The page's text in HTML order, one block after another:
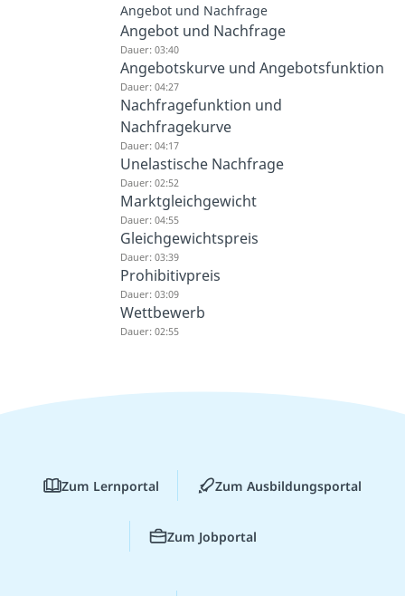
Angebot und Nachfrage
Angebot und Nachfrage
Dauer: 03:40
Angebotskurve und Angebotsfunktion
Dauer: 04:27
Nachfragefunktion und
Nachfragekurve
Dauer: 04:17
Unelastische Nachfrage
Dauer: 02:52
Marktgleichgewicht
Dauer: 04:55
Gleichgewichtspreis
Dauer: 03:39
Prohibitivpreis
Dauer: 03:09
Wettbewerb
Dauer: 02:55
Zum Lernportal Zum Ausbildungsportal
Zum Jobportal